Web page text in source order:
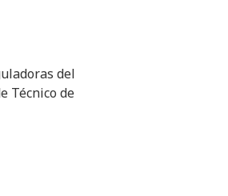
del
Técnico de